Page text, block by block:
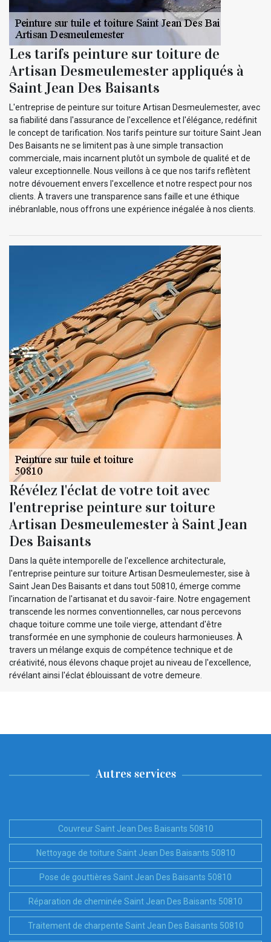
Les tarifs peinture sur toiture de
Artisan Desmeulemester appliqués à
Saint Jean Des Baisants
L'entreprise de peinture sur toiture Artisan Desmeulemester, avec
sa fiabilité dans l'assurance de l'excellence et l'élégance, redéfinit
le concept de tarification. Nos tarifs peinture sur toiture Saint Jean
Des Baisants ne se limitent pas à une simple transaction
commerciale, mais incarnent plutôt un symbole de qualité et de
valeur exceptionnelle. Nous veillons à ce que nos tarifs reflètent
notre dévouement envers l'excellence et notre respect pour nos
clients. À travers une transparence sans faille et une éthique
inébranlable, nous offrons une expérience inégalée à nos clients.
Révélez l'éclat de votre toit avec
l'entreprise peinture sur toiture
Artisan Desmeulemester à Saint Jean
Des Baisants
Dans la quête intemporelle de l'excellence architecturale,
l'entreprise peinture sur toiture Artisan Desmeulemester, sise à
Saint Jean Des Baisants et dans tout 50810, émerge comme
l'incarnation de l'artisanat et du savoir-faire. Notre engagement
transcende les normes conventionnelles, car nous percevons
chaque toiture comme une toile vierge, attendant d'être
transformée en une symphonie de couleurs harmonieuses. À
travers un mélange exquis de compétence technique et de
créativité, nous élevons chaque projet au niveau de l'excellence,
révélant ainsi l'éclat éblouissant de votre demeure.
Autres services
Couvreur Saint Jean Des Baisants 50810
Nettoyage de toiture Saint Jean Des Baisants 50810
Pose de gouttières Saint Jean Des Baisants 50810
Réparation de cheminée Saint Jean Des Baisants 50810
Traitement de charpente Saint Jean Des Baisants 50810